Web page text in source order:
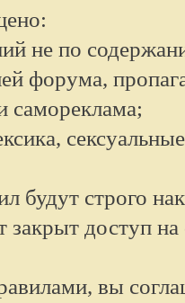
не по
форума,
самореклама;
будут строго
закрыт доступ
вы